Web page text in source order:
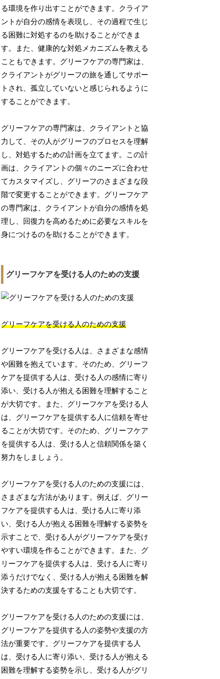
る環境を作り出すことができます。クライア
ントが自分の感情を表現し、その過程で生じ
る困難に対処するのを助けることができま
す。また、健康的な対処メカニズムを教える
こともできます。グリーフケアの専門家は、
クライアントがグリーフの旅を通してサポー
トされ、孤立していないと感じられるように
することができます。
グリーフケアの専門家は、クライアントと協
力して、その人がグリーフのプロセスを理解
し、対処するための計画を立てます。この計
画は、クライアントの個々のニーズに合わせ
てカスタマイズし、グリーフのさまざまな段
階で変更することができます。グリーフケア
の専門家は、クライアントが自分の感情を処
理し、回復力を高めるために必要なスキルを
身につけるのを助けることができます。
グリーフケアを受ける人のための支援
グリーフケアを受ける人のための支援
グリーフケアを受ける人は、さまざまな感情
や困難を抱えています。そのため、グリーフ
ケアを提供する人は、受ける人の感情に寄り
添い、受ける人が抱える困難を理解すること
が大切です。また、グリーフケアを受ける人
は、グリーフケアを提供する人に信頼を寄せ
ることが大切です。そのため、グリーフケア
を提供する人は、受ける人と信頼関係を築く
努力をしましょう。
グリーフケアを受ける人のための支援には、
さまざまな方法があります。例えば、グリー
フケアを提供する人は、受ける人に寄り添
い、受ける人が抱える困難を理解する姿勢を
示すことで、受ける人がグリーフケアを受け
やすい環境を作ることができます。また、グ
リーフケアを提供する人は、受ける人に寄り
添うだけでなく、受ける人が抱える困難を解
決するための支援をすることも大切です。
グリーフケアを受ける人のための支援には、
グリーフケアを提供する人の姿勢や支援の方
法が重要です。グリーフケアを提供する人
は、受ける人に寄り添い、受ける人が抱える
困難を理解する姿勢を示し、受ける人がグリ